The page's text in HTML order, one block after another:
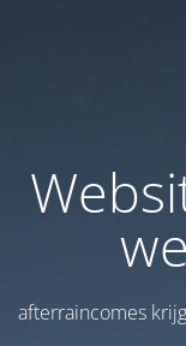
afterraincomes